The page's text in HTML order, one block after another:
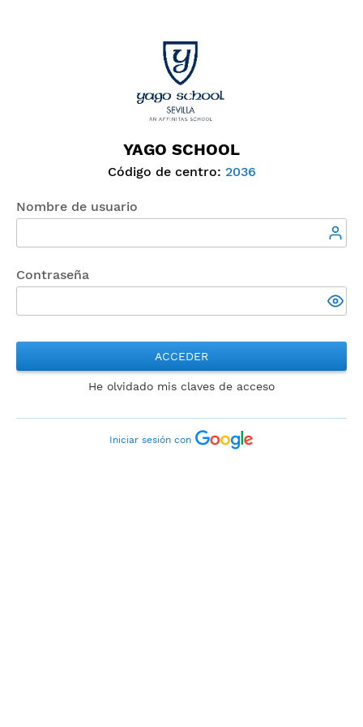
YAGO SCHOOL
Código de centro: 2036
Nombre de usuario
Contraseña
ACCEDER
He olvidado mis claves de acceso
Iniciar sesión con